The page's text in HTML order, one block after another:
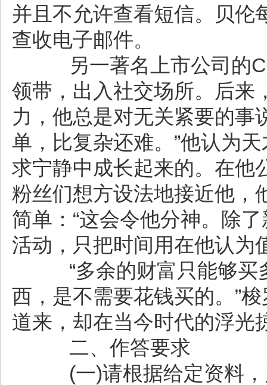
并且不允许查看短信。贝伦
查收电子邮件。
另一著名上市公司的
领带，出入社交场所。后来
力，他总是对无关紧要的事
单，比复杂还难。”他认为
求宁静中成长起来的。在他
粉丝们想方设法地接近他
简单：“这会令他分神。除
活动，只把时间用在他认为
“多余的财富只能够买
西，是不需要花钱买的。”
道来，却在当今时代的浮
二、作答要求
(一)请根据给定资料，